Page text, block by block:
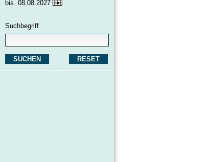
bis 08.08.2027
Suchbegriff
SUCHEN RESET